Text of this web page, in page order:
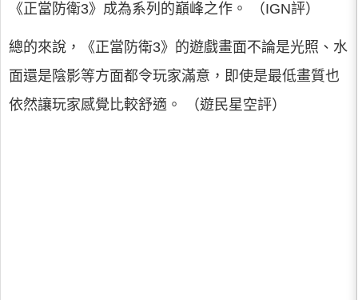
《正當防衛3》成為系列的巔峰之作。 （IGN評）
總的來說，《正當防衛3》的遊戲畫面不論是光照、水
面還是陰影等方面都令玩家滿意，即使是最低畫質也
依然讓玩家感覺比較舒適。 （遊民星空評）